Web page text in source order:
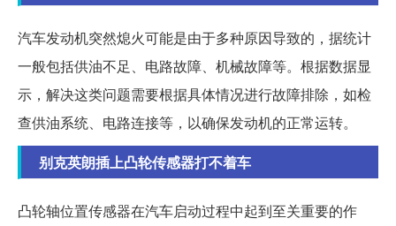
汽车发动机突然熄火可能是由于多种原因导致的，据统计
一般包括供油不足、电路故障、机械故障等。根据数据显
示，解决这类问题需要根据具体情况进行故障排除，如检
查供油系统、电路连接等，以确保发动机的正常运转。
别克英朗插上凸轮传感器打不着车
凸轮轴位置传感器在汽车启动过程中起到至关重要的作